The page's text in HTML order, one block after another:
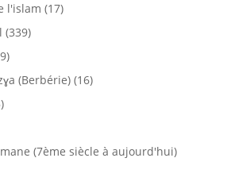
l'islam (17)
(339)
(Berbérie)(16)
(7ème siècle à aujourd'hui)